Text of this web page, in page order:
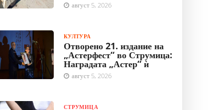
август 5, 2026
КУЛТУРА
Отворено 21. издание на
„Астерфест“ во Струмица:
Наградата „Астер“ ѝ
август 5, 2026
СТРУМИЦА